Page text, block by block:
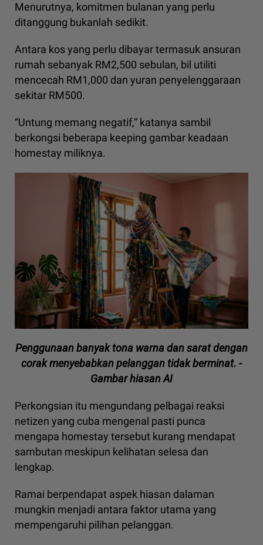
Menurutnya, komitmen bulanan yang perlu
ditanggung bukanlah sedikit.
Antara kos yang perlu dibayar termasuk ansuran
rumah sebanyak RM2,500 sebulan, bil utiliti
mencecah RM1,000 dan yuran penyelenggaraan
sekitar RM500.
“Untung memang negatif,” katanya sambil
berkongsi beberapa keeping gambar keadaan
homestay miliknya.
Penggunaan banyak tona warna dan sarat dengan
corak menyebabkan pelanggan tidak berminat. -
Gambar hiasan AI
Perkongsian itu mengundang pelbagai reaksi
netizen yang cuba mengenal pasti punca
mengapa homestay tersebut kurang mendapat
sambutan meskipun kelihatan selesa dan
lengkap.
Ramai berpendapat aspek hiasan dalaman
mungkin menjadi antara faktor utama yang
mempengaruhi pilihan pelanggan.